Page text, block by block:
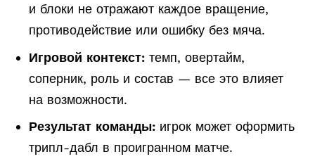
и блоки не отражают каждое вращение,
противодействие или ошибку без мяча.
Игровой контекст:темп, овертайм,
соперник, роль и состав — все это влияет
на возможности.
Результат команды:игрок может оформить
трипл-дабл в проигранном матче.